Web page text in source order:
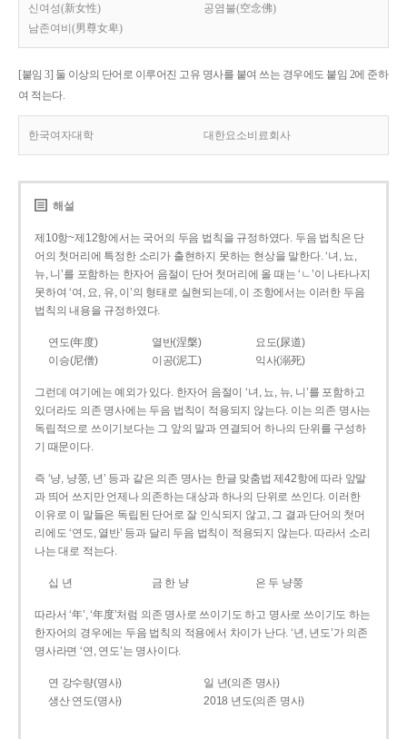
신여성(新女性)
공염불(空念佛)
남존여비(男尊女卑)
[붙임 3] 둘 이상의 단어로 이루어진 고유 명사를 붙여 쓰는 경우에도 붙임 2에 준하
여 적는다.
한국여자대학 대한요소비료회사
해설
제10항~제12항에서는 국어의 두음 법칙을 규정하였다. 두음 법칙은 단
어의 첫머리에 특정한 소리가 출현하지 못하는 현상을 말한다. ‘녀, 뇨,
뉴, 니’를 포함하는 한자어 음절이 단어 첫머리에 올 때는 ‘ㄴ’이 나타나지
못하여 ‘여, 요, 유, 이’의 형태로 실현되는데, 이 조항에서는 이러한 두음
법칙의 내용을 규정하였다.
연도(年度) 열반(涅槃)
요도(尿道)
이승(尼僧)
이공(泥工) 익사(溺死)
그런데 여기에는 예외가 있다. 한자어 음절이 ‘녀, 뇨, 뉴, 니’를 포함하고
있더라도 의존 명사에는 두음 법칙이 적용되지 않는다. 이는 의존 명사는
독립적으로 쓰이기보다는 그 앞의 말과 연결되어 하나의 단위를 구성하
기 때문이다.
즉 ‘냥, 냥쭝, 년’ 등과 같은 의존 명사는 한글 맞춤법 제42항에 따라 앞말
과 띄어 쓰지만 언제나 의존하는 대상과 하나의 단위로 쓰인다. 이러한
이유로 이 말들은 독립된 단어로 잘 인식되지 않고, 그 결과 단어의 첫머
리에도 ‘연도, 열반’ 등과 달리 두음 법칙이 적용되지 않는다. 따라서 소리
나는 대로 적는다.
십 년 금 한 냥 은 두 냥쭝
따라서 ‘年’, ‘年度’처럼 의존 명사로 쓰이기도 하고 명사로 쓰이기도 하는
한자어의 경우에는 두음 법칙의 적용에서 차이가 난다. ‘년, 년도’가 의존
명사라면 ‘연, 연도’는 명사이다.
연 강수량(명사)
일 년(의존 명사)
생산 연도(명사)
2018 년도(의존 명사)